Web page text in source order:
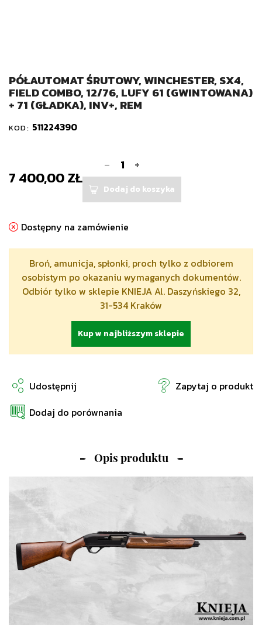
PÓŁAUTOMAT ŚRUTOWY, WINCHESTER, SX4,
FIELD COMBO, 12/76, LUFY 61 (GWINTOWANA)
+ 71 (GŁADKA), INV+, REM
KOD: 511224390
7 400,00 ZŁ
- +
Dodaj do koszyka
Dostępny na zamówienie
Broń, amunicja, spłonki, proch tylko z odbiorem
osobistym po okazaniu wymaganych dokumentów.
Odbiór tylko w sklepie KNIEJA Al. Daszyńskiego 32,
31-534 Kraków
Kup w najbliższym sklepie
Udostępnij
Zapytaj o produkt
Dodaj do porównania
Opis produktu